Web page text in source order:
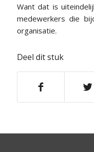
Want dat is
medewerkers die
organisatie.
Deel dit stuk